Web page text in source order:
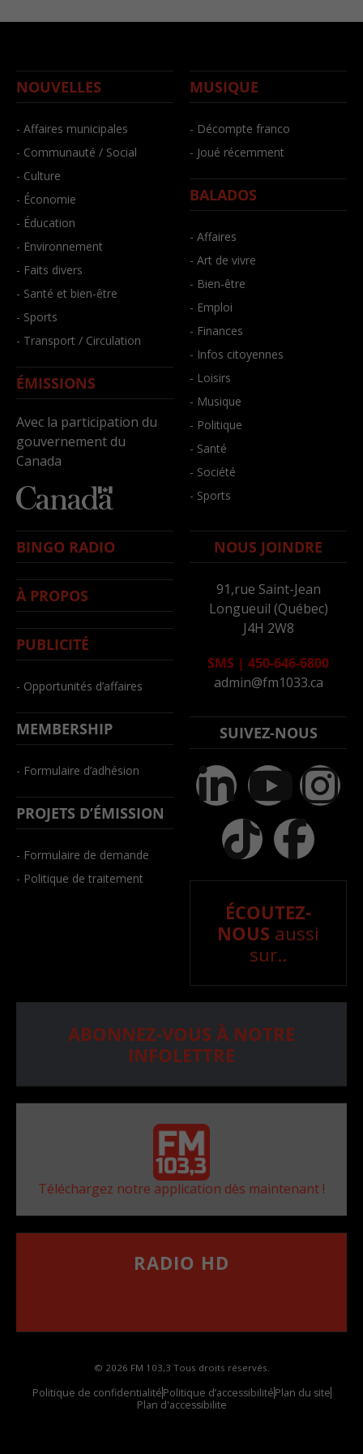
NOUVELLES
- Affaires municipales
- Communauté / Social
- Culture
- Économie
- Éducation
- Environnement
- Faits divers
- Santé et bien-être
- Sports
- Transport / Circulation
ÉMISSIONS
Avec la participation du
gouvernement du
Canada
MUSIQUE
- Décompte franco
- Joué récemment
BALADOS
- Affaires
- Art de vivre
- Bien-être
- Emploi
- Finances
- Infos citoyennes
- Loisirs
- Musique
- Politique
- Santé
- Société
- Sports
BINGO RADIO
À PROPOS
PUBLICITÉ
- Opportunités d’affaires
MEMBERSHIP
- Formulaire d’adhésion
PROJETS D’ÉMISSION
- Formulaire de demande
- Politique de traitement
NOUS JOINDRE
91,rue Saint-Jean
Longueuil (Québec)
J4H 2W8
SMS | 450-646-6800
admin@fm1033.ca
SUIVEZ-NOUS
ÉCOUTEZ-
NOUS aussi
sur..
ABONNEZ-VOUS À NOTRE
INFOLETTRE
Téléchargez notre application dès maintenant !
RADIO HD
© 2026 FM 103,3 Tous droits réservés.
Politique de confidentialitéPolitique d’accessibilitéPlan du site
Plan d'accessibilite